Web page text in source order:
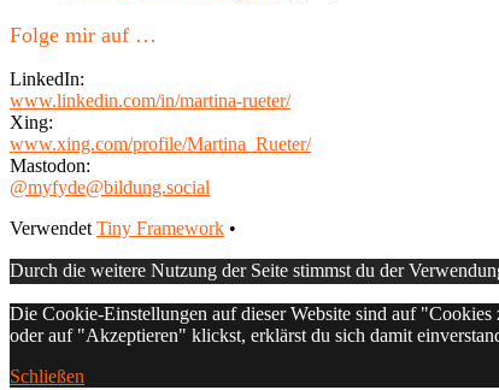
Folge mir auf …
LinkedIn:
www.linkedin.com/in/martina-rueter/
Xing:
www.xing.com/profile/Martina_Rueter/
Mastodon:
@myfyde@bildung.social
Footer
Inhalt
Verwendet Tiny Framework •
Durch die weitere Nutzung der Seite stimmst du der
Die Cookie-Einstellungen auf dieser Website sind auf
oder auf "Akzeptieren" klickst, erklärst du sich damit
Schließen